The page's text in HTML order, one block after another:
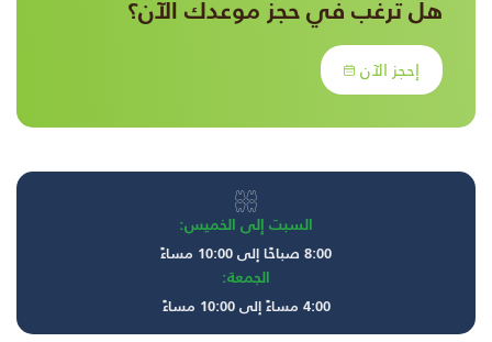
هل ترغب في حجز موعدك الآن؟
إحجز الآن
السبت إلى الخميس:
8:00 صباحًا إلى 10:00 مساءً
الجمعة:
4:00 مساءً إلى 10:00 مساءً